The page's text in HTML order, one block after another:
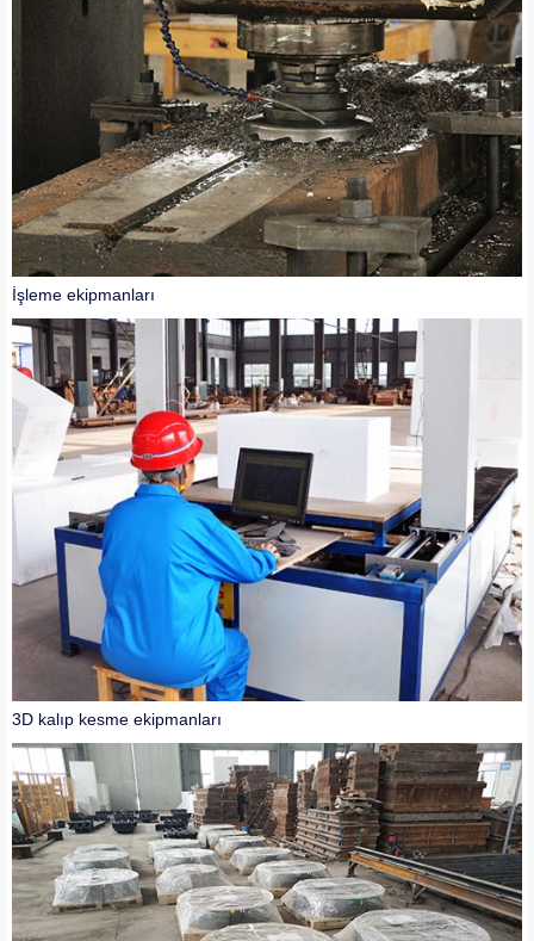
İşleme ekipmanları
3D kalıp kesme ekipmanları